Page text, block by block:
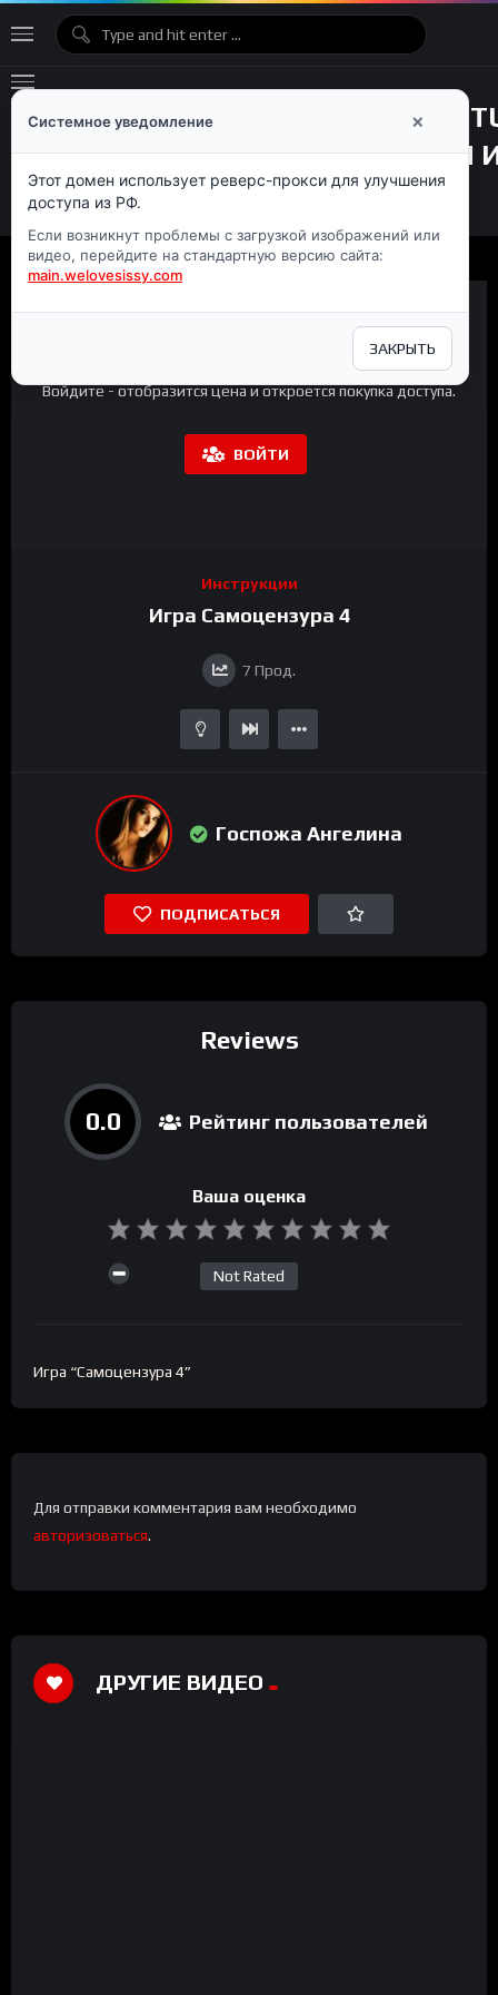
Войдите - отобразится цена и откроется покупка доступа.
ВОЙТИ
Инструкции
Игра Самоцензура 4
7 Прод.
Госпожа Ангелина
ПОДПИСАТЬСЯ
Reviews
0.0 Рейтинг пользователей
Ваша оценка
Not Rated
Игра “Самоцензура 4”
Для отправки комментария вам необходимо
авторизоваться.
ДРУГИЕ ВИДЕО
Системное уведомление ×
Этот домен использует реверс-прокси для улучшения
доступа из РФ.
Если возникнут проблемы с загрузкой изображений или
видео, перейдите на стандартную версию сайта:
main.welovesissy.com
ЗАКРЫТЬ